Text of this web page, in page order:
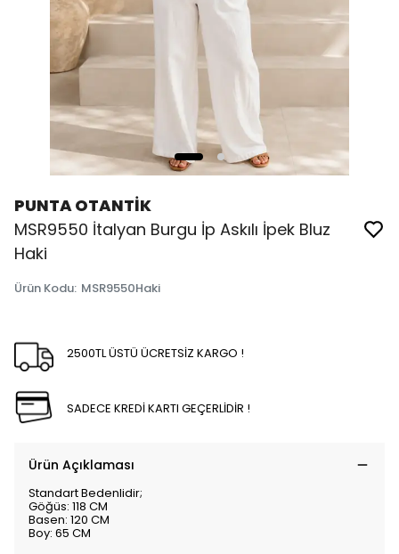
PUNTA OTANTİK
MSR9550 İtalyan Burgu İp Askılı İpek Bluz
Haki
Ürün Kodu: MSR9550Haki
2500TL ÜSTÜ ÜCRETSİZ KARGO !
SADECE KREDİ KARTI GEÇERLİDİR !
Ürün Açıklaması
Standart Bedenlidir;
Göğüs: 118 CM
Basen: 120 CM
Boy: 65 CM